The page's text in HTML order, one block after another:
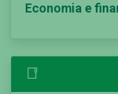
Economia e